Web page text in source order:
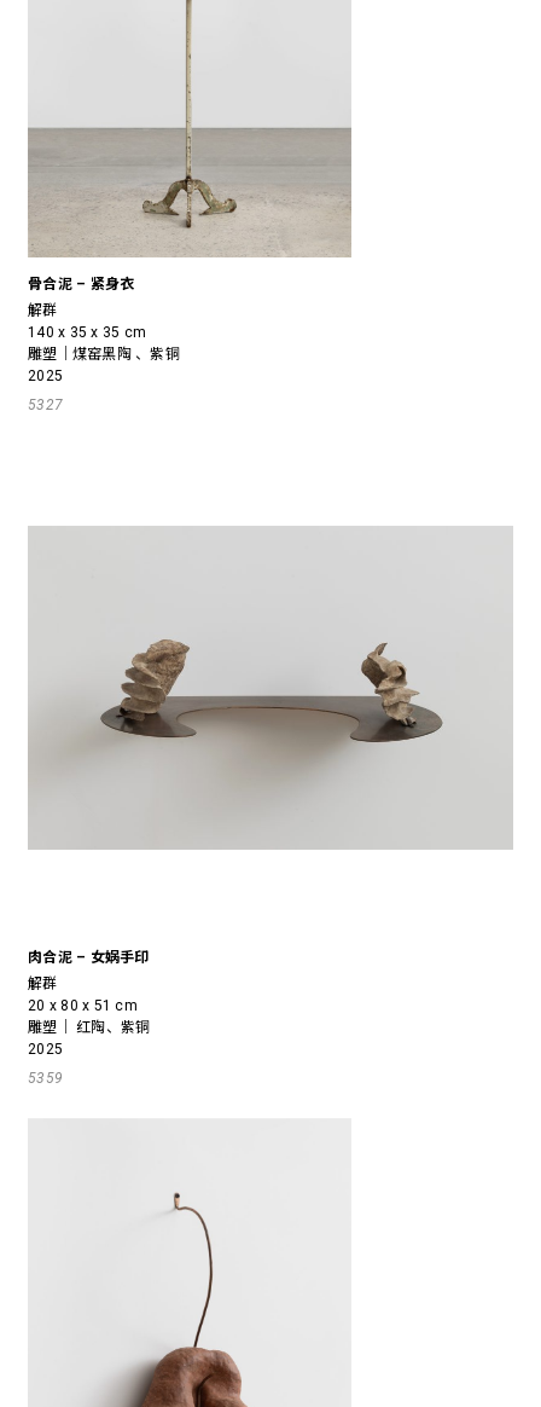
骨合泥 – 紧身衣
解群
140 x 35 x 35 cm
雕塑｜煤窑黑陶 、紫铜
2025
5327
肉合泥 – 女娲手印
解群
20 x 80 x 51 cm
雕塑｜ 红陶、紫铜
2025
5359